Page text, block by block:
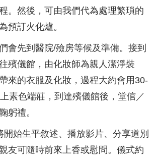
。然後，可由我們代為處理繁瑣的
預訂火化爐。
會先到醫院/殮房等候及準備。接到
殯儀館，由化妝師為親人潔淨裝
來的衣服及化妝，過程大約會用30-
素色端莊，到達殯儀館後，堂倌／
躬禮。
開始生平敘述、播放影片、分享道別
友可隨時前來上香或慰問。儀式約